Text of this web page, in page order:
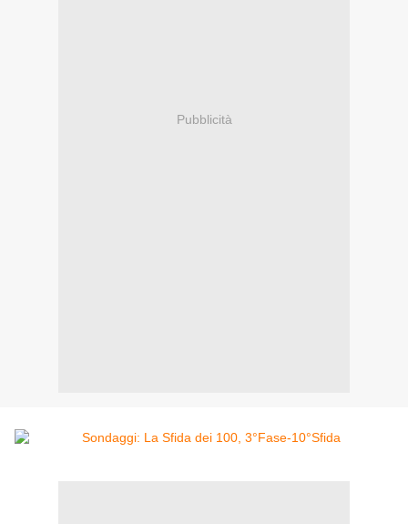
Pubblicità